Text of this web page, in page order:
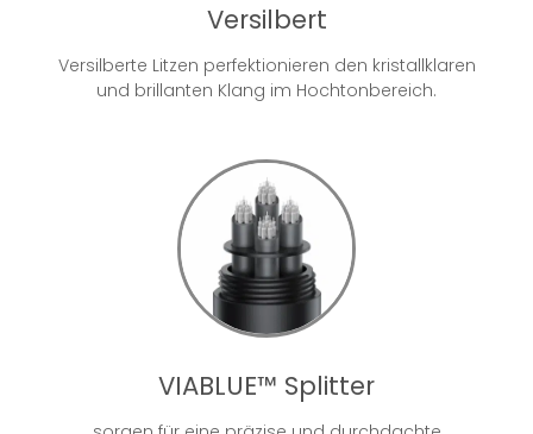
Versilbert
Versilberte Litzen perfektionieren den kristallklaren
und brillanten Klang im Hochtonbereich.
VIABLUE™ Splitter